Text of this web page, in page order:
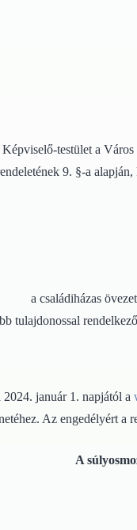
testület a
9. §-a
a családiházas
tulajdonossal
január 1. napjától a
Az engedélyért a
A